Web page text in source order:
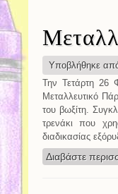
Υποβλήθηκε
Την Τετάρτη 26
Μεταλλευτικό
του βωξίτη.
τρενάκι που
διαδικασίας
Διαβάστε